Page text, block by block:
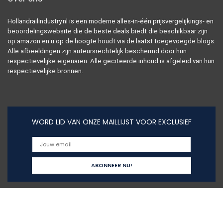
Hollandrailindustry.nl is een moderne alles-in-één prijsvergelijkings- en
beoordelingswebsite die de beste deals biedt die beschikbaar zijn
op amazon en u op de hoogte houdt via de laatst toegevoegde blogs.
Alle afbeeldingen zijn auteursrechtelijk beschermd door hun
respectievelijke eigenaren. Alle geciteerde inhoud is afgeleid van hun
respectievelijke bronnen.
WORD LID VAN ONZE MAILLIJST VOOR EXCLUSIEF